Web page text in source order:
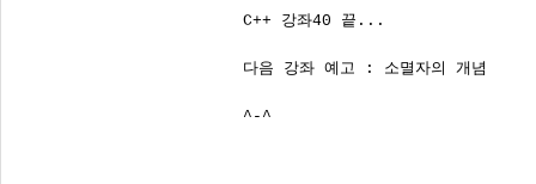
C++ 강좌40 끝...
다음 강좌 예고 : 소멸자의 개념
^-^